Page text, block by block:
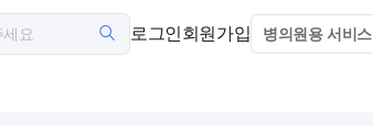
로그인회원가입 병의원용 서비스